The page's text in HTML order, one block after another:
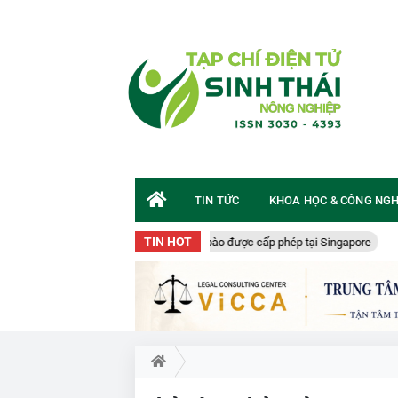
TIN HOT
Thịt bò nuôi cấy tế bào được cấp phép tại Singapore 7
TIN TỨC KHOA HỌC & CÔNG